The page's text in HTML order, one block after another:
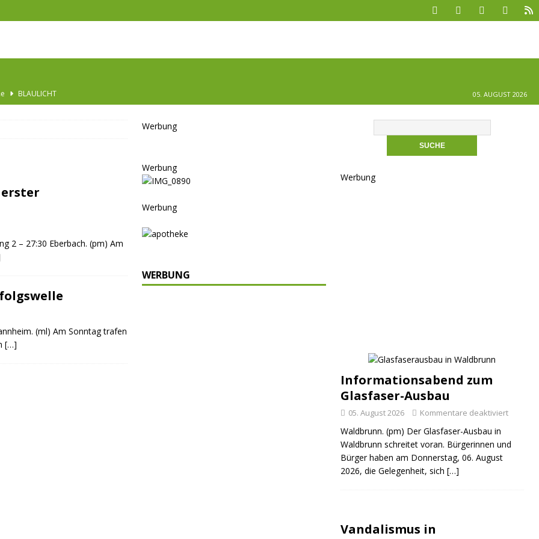
BLAULICHT
BLAULICHT
GESELLSCHAFT
05. AUGUST 2026
erster
2 – 27:30 Eberbach. (pm) Am
(ml) Am Sonntag trafen
[…]
Werbung
Werbung
Werbung
WERBUNG
Werbung
Informationsabend zum
Glasfaser-Ausbau
05. August 2026 Kommentare deaktiviert
Waldbrunn. (pm) Der Glasfaser-Ausbau in
Waldbrunn schreitet voran. Bürgerinnen und
Bürger haben am Donnerstag, 06. August
2026, die Gelegenheit, sich […]
Vandalismus in